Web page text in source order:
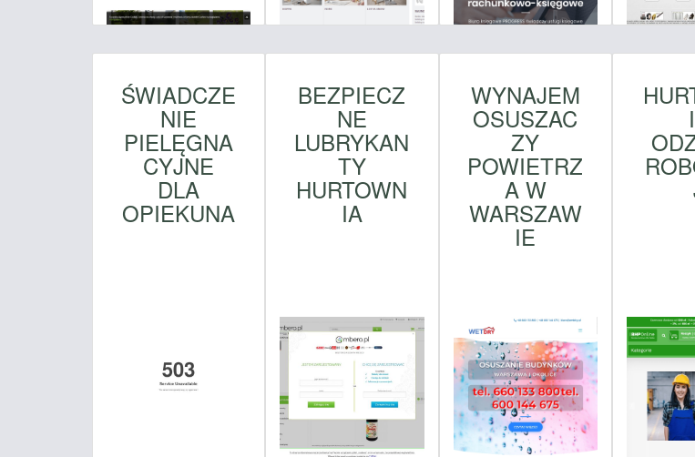
ŚWIADCZE
NIE
PIELĘGNA
CYJNE
DLA
OPIEKUNA
BEZPIECZ
NE
LUBRYKAN
TY
HURTOWN
IA
WYNAJEM
OSUSZAC
ZY
POWIETRZ
A W
WARSZAW
IE